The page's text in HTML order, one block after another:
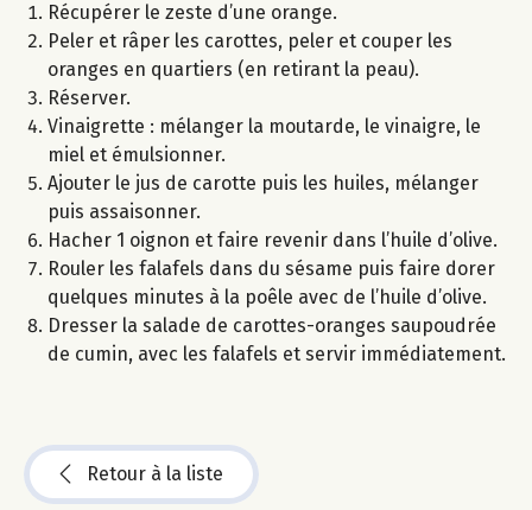
Récupérer le zeste d’une orange.
Peler et râper les carottes, peler et couper les
oranges en quartiers (en retirant la peau).
Réserver.
Vinaigrette : mélanger la moutarde, le vinaigre, le
miel et émulsionner.
Ajouter le jus de carotte puis les huiles, mélanger
puis assaisonner.
Hacher 1 oignon et faire revenir dans l’huile d’olive.
Rouler les falafels dans du sésame puis faire dorer
quelques minutes à la poêle avec de l’huile d’olive.
Dresser la salade de carottes-oranges saupoudrée
de cumin, avec les falafels et servir immédiatement.
Retour à la liste